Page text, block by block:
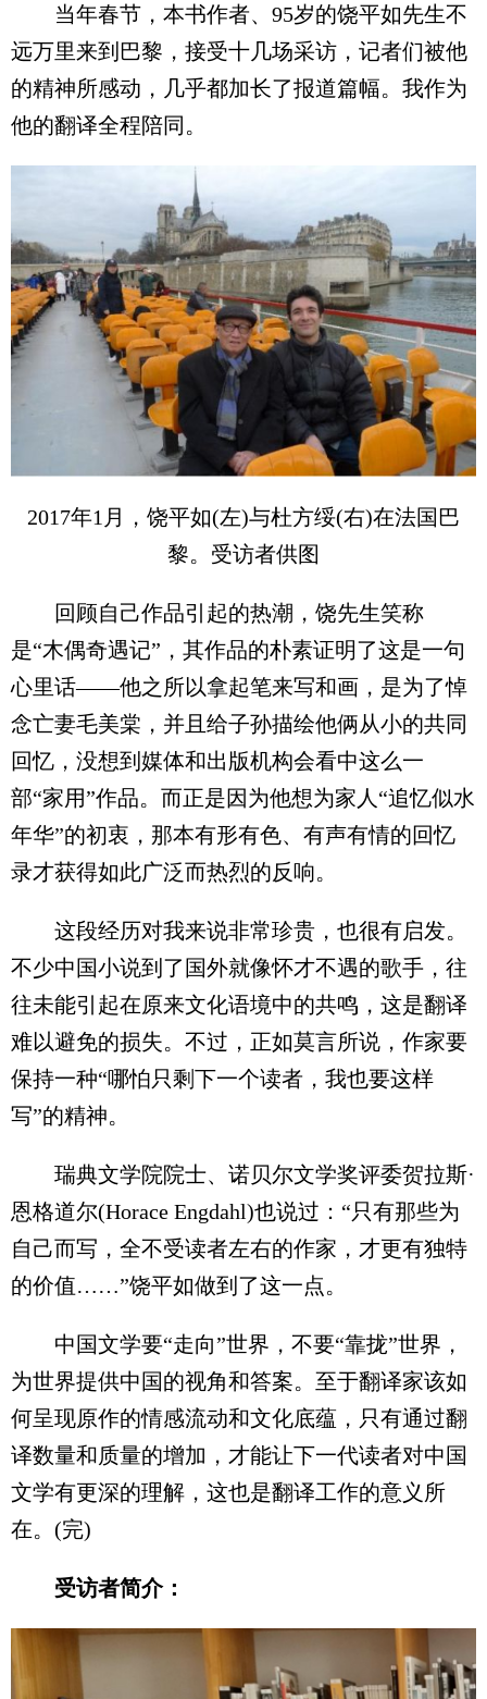
当年春节，本书作者、95岁的饶平如先生不
远万里来到巴黎，接受十几场采访，记者们被他
的精神所感动，几乎都加长了报道篇幅。我作为
他的翻译全程陪同。
2017年1月，饶平如(左)与杜方绥(右)在法国巴
黎。受访者供图
回顾自己作品引起的热潮，饶先生笑称
是“木偶奇遇记”，其作品的朴素证明了这是一句
心里话——他之所以拿起笔来写和画，是为了悼
念亡妻毛美棠，并且给子孙描绘他俩从小的共同
回忆，没想到媒体和出版机构会看中这么一
部“家用”作品。而正是因为他想为家人“追忆似水
年华”的初衷，那本有形有色、有声有情的回忆
录才获得如此广泛而热烈的反响。
这段经历对我来说非常珍贵，也很有启发。
不少中国小说到了国外就像怀才不遇的歌手，往
往未能引起在原来文化语境中的共鸣，这是翻译
难以避免的损失。不过，正如莫言所说，作家要
保持一种“哪怕只剩下一个读者，我也要这样
写”的精神。
瑞典文学院院士、诺贝尔文学奖评委贺拉斯·
恩格道尔(Horace Engdahl)也说过：“只有那些为
自己而写，全不受读者左右的作家，才更有独特
的价值……”饶平如做到了这一点。
中国文学要“走向”世界，不要“靠拢”世界，
为世界提供中国的视角和答案。至于翻译家该如
何呈现原作的情感流动和文化底蕴，只有通过翻
译数量和质量的增加，才能让下一代读者对中国
文学有更深的理解，这也是翻译工作的意义所
在。(完)
受访者简介：